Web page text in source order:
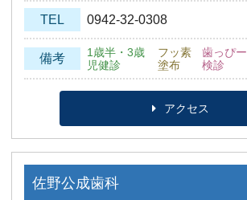
TEL 0942-32-0308
備考
1歳半・3歳
児健診
フッ素
塗布
歯っぴー
検診
アクセス
佐野公成歯科